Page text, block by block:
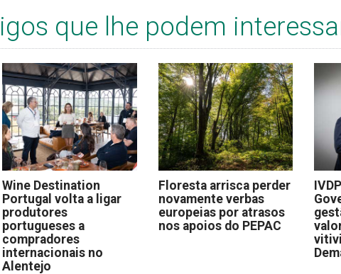
que lhe podem
Wine Destination
Portugal volta a ligar
produtores
portugueses a
compradores
internacionais no
Alentejo
Floresta arrisca perder
novamente verbas
europeias por atrasos
nos apoios do PEPAC